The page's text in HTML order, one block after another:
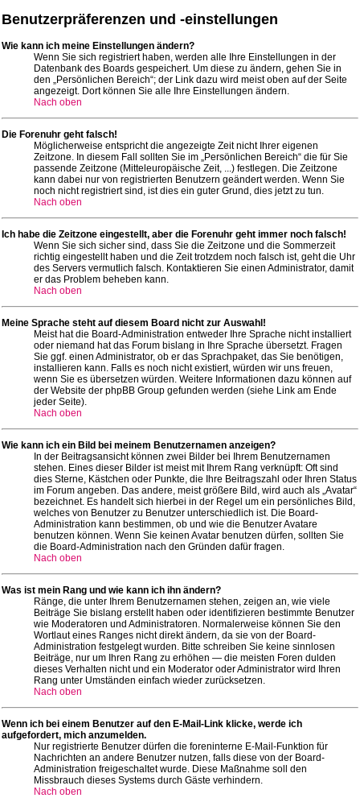
Benutzerpräferenzen und -einstellungen
Wie kann ich meine Einstellungen ändern?
Wenn Sie sich registriert haben, werden alle Ihre Einstellungen in der
Datenbank des Boards gespeichert. Um diese zu ändern, gehen Sie in
den „Persönlichen Bereich“; der Link dazu wird meist oben auf der Seite
angezeigt. Dort können Sie alle Ihre Einstellungen ändern.
Nach oben
Die Forenuhr geht falsch!
Möglicherweise entspricht die angezeigte Zeit nicht Ihrer eigenen
Zeitzone. In diesem Fall sollten Sie im „Persönlichen Bereich“ die für Sie
passende Zeitzone (Mitteleuropäische Zeit, ...) festlegen. Die Zeitzone
kann dabei nur von registrierten Benutzern geändert werden. Wenn Sie
noch nicht registriert sind, ist dies ein guter Grund, dies jetzt zu tun.
Nach oben
Ich habe die Zeitzone eingestellt, aber die Forenuhr geht immer noch falsch!
Wenn Sie sich sicher sind, dass Sie die Zeitzone und die Sommerzeit
richtig eingestellt haben und die Zeit trotzdem noch falsch ist, geht die Uhr
des Servers vermutlich falsch. Kontaktieren Sie einen Administrator, damit
er das Problem beheben kann.
Nach oben
Meine Sprache steht auf diesem Board nicht zur Auswahl!
Meist hat die Board-Administration entweder Ihre Sprache nicht installiert
oder niemand hat das Forum bislang in Ihre Sprache übersetzt. Fragen
Sie ggf. einen Administrator, ob er das Sprachpaket, das Sie benötigen,
installieren kann. Falls es noch nicht existiert, würden wir uns freuen,
wenn Sie es übersetzen würden. Weitere Informationen dazu können auf
der Website der phpBB Group gefunden werden (siehe Link am Ende
jeder Seite).
Nach oben
Wie kann ich ein Bild bei meinem Benutzernamen anzeigen?
In der Beitragsansicht können zwei Bilder bei Ihrem Benutzernamen
stehen. Eines dieser Bilder ist meist mit Ihrem Rang verknüpft: Oft sind
dies Sterne, Kästchen oder Punkte, die Ihre Beitragszahl oder Ihren Status
im Forum angeben. Das andere, meist größere Bild, wird auch als „Avatar“
bezeichnet. Es handelt sich hierbei in der Regel um ein persönliches Bild,
welches von Benutzer zu Benutzer unterschiedlich ist. Die Board-
Administration kann bestimmen, ob und wie die Benutzer Avatare
benutzen können. Wenn Sie keinen Avatar benutzen dürfen, sollten Sie
die Board-Administration nach den Gründen dafür fragen.
Nach oben
Was ist mein Rang und wie kann ich ihn ändern?
Ränge, die unter Ihrem Benutzernamen stehen, zeigen an, wie viele
Beiträge Sie bislang erstellt haben oder identifizieren bestimmte Benutzer
wie Moderatoren und Administratoren. Normalerweise können Sie den
Wortlaut eines Ranges nicht direkt ändern, da sie von der Board-
Administration festgelegt wurden. Bitte schreiben Sie keine sinnlosen
Beiträge, nur um Ihren Rang zu erhöhen — die meisten Foren dulden
dieses Verhalten nicht und ein Moderator oder Administrator wird Ihren
Rang unter Umständen einfach wieder zurücksetzen.
Nach oben
Wenn ich bei einem Benutzer auf den E-Mail-Link klicke, werde ich
aufgefordert, mich anzumelden.
Nur registrierte Benutzer dürfen die foreninterne E-Mail-Funktion für
Nachrichten an andere Benutzer nutzen, falls diese von der Board-
Administration freigeschaltet wurde. Diese Maßnahme soll den
Missbrauch dieses Systems durch Gäste verhindern.
Nach oben